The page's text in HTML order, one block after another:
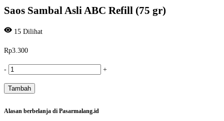
Saos Sambal Asli ABC Refill (75 gr)
15 Dilihat
Rp3.300
- Kuantitas
Sambal
+
Tambah
Alasan berbelanja di Pasarmalang.id